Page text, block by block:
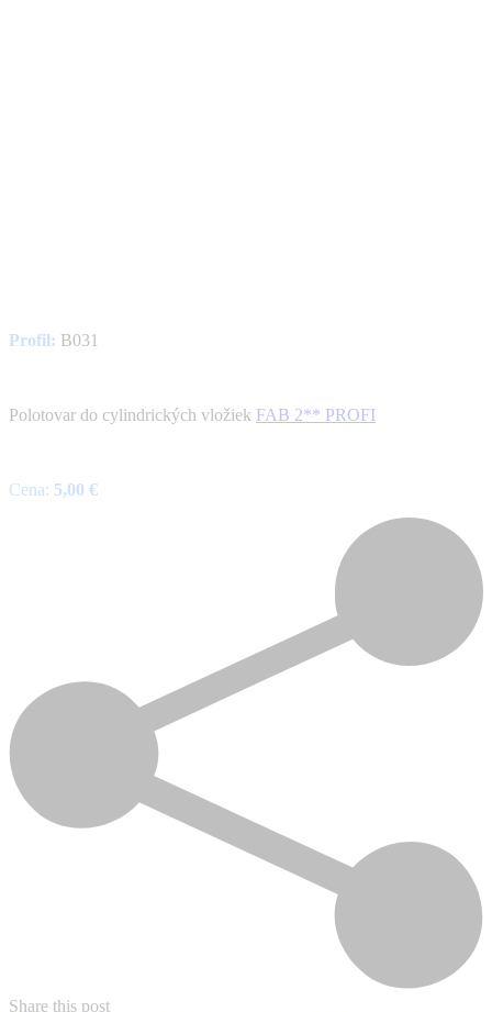
Profil: B031
Polotovar do cylindrických vložiek FAB 2** PROFI
Cena: 5,00 €
Share this post